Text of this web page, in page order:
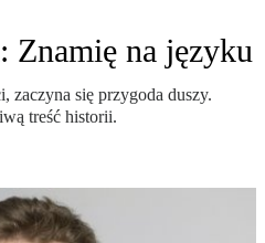
Znamię na języku
zaczyna się przygoda duszy.
treść historii.